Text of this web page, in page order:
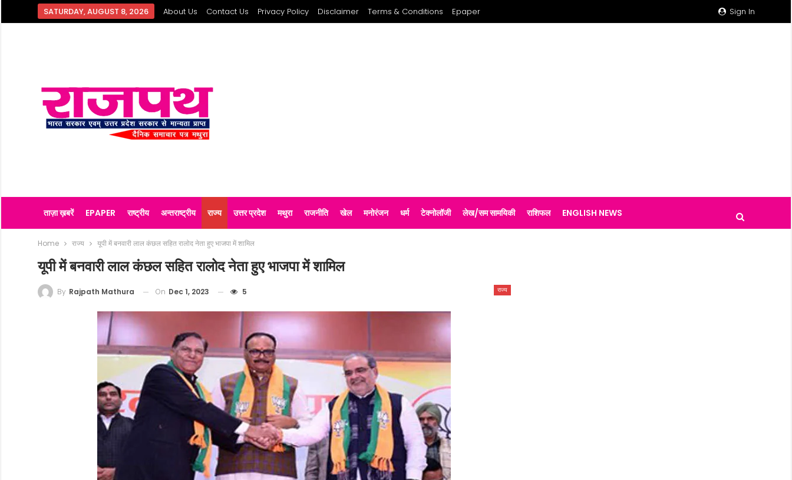
Sign In
SATURDAY, AUGUST 8, 2026 About Us Contact Us Privacy Policy Disclaimer Terms & Conditions Epaper
ताज़ा ख़बरें EPAPER राष्ट्रीय अन्तराष्ट्रीय राज्य उत्तर प्रदेश मथुरा राजनीति खेल मनोरंजन धर्म टेक्नोलॉजी लेख/सम सामयिकी राशिफल ENGLISH NEWS
Home राज्य यूपी में बनवारी लाल कंछल सहित रालोद नेता हुए भाजपा में शामिल
यूपी में बनवारी लाल कंछल सहित रालोद नेता हुए भाजपा में शामिल
राज्य
By Rajpath Mathura On Dec 1, 2023 5